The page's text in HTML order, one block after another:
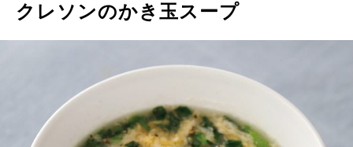
クレソンのかき玉スープ